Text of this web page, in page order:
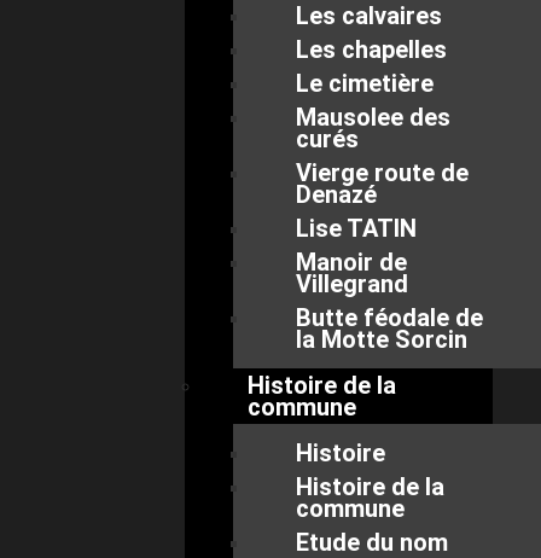
Les calvaires
Les chapelles
Le cimetière
Mausolee des
curés
Vierge route de
Denazé
Lise TATIN
Manoir de
Villegrand
Butte féodale de
la Motte Sorcin
Histoire de la
commune
Histoire
Histoire de la
commune
Etude du nom